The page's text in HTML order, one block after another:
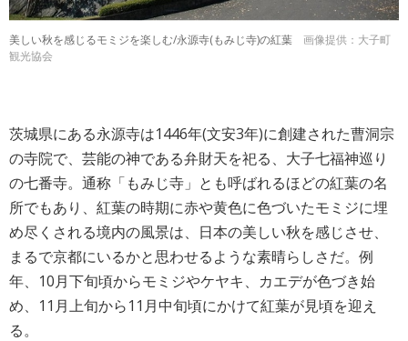
美しい秋を感じるモミジを楽しむ/永源寺(もみじ寺)の紅葉
画像提供：大子町
観光協会
茨城県にある永源寺は1446年(文安3年)に創建された曹洞宗
の寺院で、芸能の神である弁財天を祀る、大子七福神巡り
の七番寺。通称「もみじ寺」とも呼ばれるほどの紅葉の名
所でもあり、紅葉の時期に赤や黄色に色づいたモミジに埋
め尽くされる境内の風景は、日本の美しい秋を感じさせ、
まるで京都にいるかと思わせるような素晴らしさだ。例
年、10月下旬頃からモミジやケヤキ、カエデが色づき始
め、11月上旬から11月中旬頃にかけて紅葉が見頃を迎え
る。